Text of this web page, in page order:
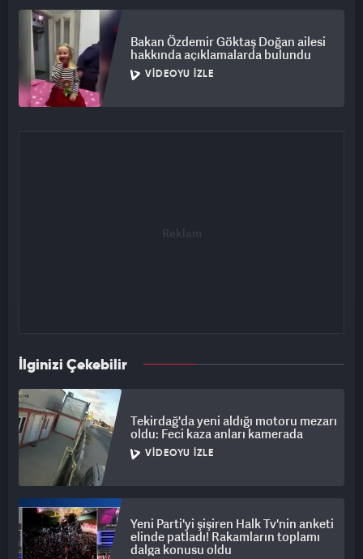
Bakan Özdemir Göktaş Doğan ailesi
hakkında açıklamalarda bulundu
VIDEOYU İZLE
İlginizi Çekebilir
Tekirdağ'da yeni aldığı motoru mezarı
oldu: Feci kaza anları kamerada
VIDEOYU İZLE
Yeni Parti'yi şişiren Halk Tv'nin anketi
elinde patladı! Rakamların toplamı
dalga konusu oldu